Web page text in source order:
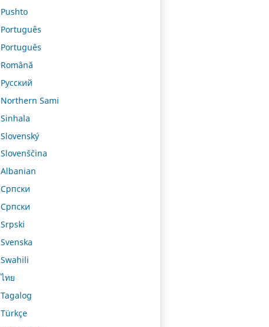
Pushto
Português
Português
Română
Русский
Northern Sami
Sinhala
Slovenský
Slovenščina
Albanian
Српски
Српски
Srpski
Svenska
Swahili
ไทย
Tagalog
Türkçe